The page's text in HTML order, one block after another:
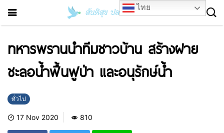
ทหารพรานนำทีมชาวบ้าน สร้างฝาย
ชะลอน้ำฟื้นฟูป่า และอนุรักษ์น้ำ
ทั่วไป
17 Nov 2020 810
ไทย